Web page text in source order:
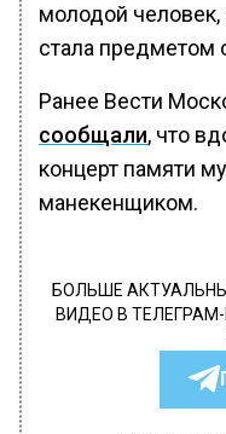
молодой
стала предметом
Ранее Вести
сообщали, что
концерт памяти
манекенщиком.
БОЛЬШЕ
ВИДЕО В